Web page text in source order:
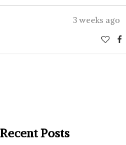
3 weeks ago
Recent Posts